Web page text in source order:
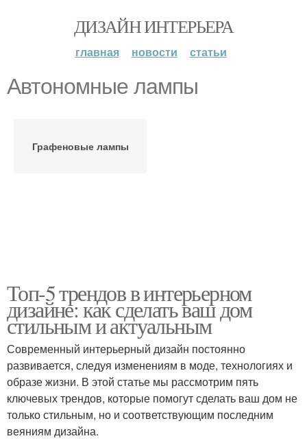
ДИЗАЙН ИНТЕРЬЕРА
главная новости статьи
Автономные лампы
Графеновые лампы
Топ-5 трендов в интерьерном
дизайне: как сделать ваш дом
стильным и актуальным
Современный интерьерный дизайн постоянно
развивается, следуя изменениям в моде, технологиях и
образе жизни. В этой статье мы рассмотрим пять
ключевых трендов, которые помогут сделать ваш дом не
только стильным, но и соответствующим последним
веяниям дизайна.